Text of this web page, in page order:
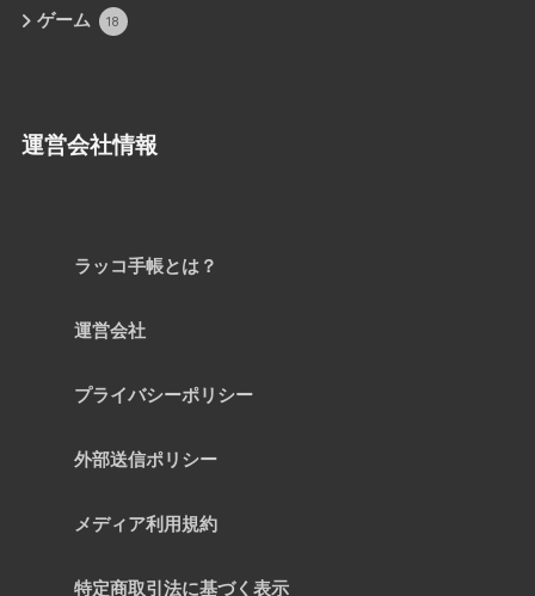
ゲーム 18
運営会社情報
ラッコ手帳とは？
運営会社
プライバシーポリシー
外部送信ポリシー
メディア利用規約
特定商取引法に基づく表示